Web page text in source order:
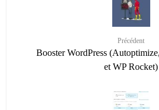
Précédent
Booster WordPress
et WP Rocket)